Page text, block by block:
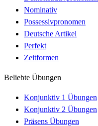
Nominativ
Possessivpronomen
Deutsche Artikel
Perfekt
Zeitformen
Beliebte Übungen
Konjunktiv 1 Übungen
Konjunktiv 2 Übungen
Präsens Übungen